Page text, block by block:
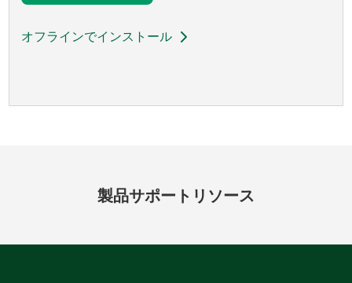
オフラインでインストール
製品サポート リソース